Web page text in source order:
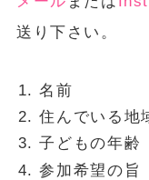
送り下さい。
名前
住んでいる地
子どもの年齢
参加希望の旨